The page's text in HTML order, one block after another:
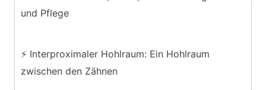
und Pflege
⚡ Interproximaler Hohlraum: Ein Hohlraum
zwischen den Zähnen